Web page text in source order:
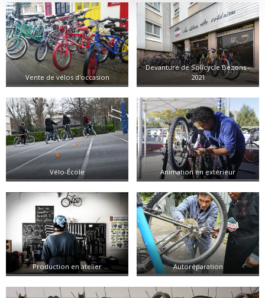
Vente de vélos d'occasion
Devanture de Solicycle Bezons -
2021
Vélo-École Animation en extérieur
Production en atelier Autoréparation